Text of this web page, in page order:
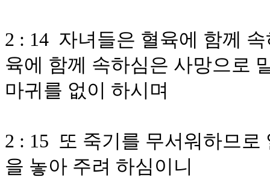
2 : 14 자녀들은 혈육에 함께
육에 함께 속하심은 사망으로
마귀를 없이 하시며
2 : 15 또 죽기를 무서워하므
을 놓아 주려 하심이니